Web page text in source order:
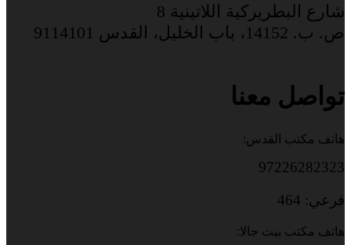
شارع البطريركية اللاتينية 8
ص. ب. 14152، باب الخليل، القدس 9114101
تواصل معنا
هاتف مكتب القدس:
97226282323
فرعي: 464
هاتف مكتب بيت جالا: